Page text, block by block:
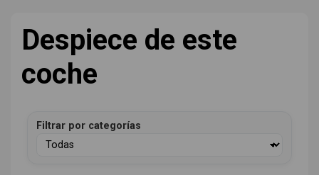
Despiece de este
coche
Filtrar por categorías